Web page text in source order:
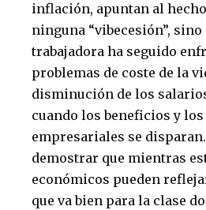
inflación, apuntan al
ninguna “vibecesión”, sino
trabajadora ha seguido
problemas de coste de la
disminución de los
cuando los beneficios y
empresariales se
demostrar que mientras
económicos pueden
que va bien para la clase